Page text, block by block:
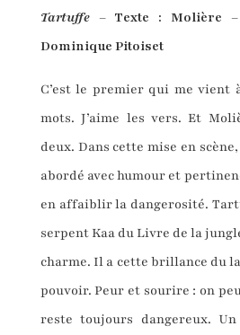
Tartuffe– Texte : Molière –
Dominique Pitoiset
C’est le premier qui me vient
mots. J’aime les vers. Et
deux. Dans cette mise en
abordé avec humour et
en affaiblir la dangerosité.
serpent Kaa du Livre de la
charme. Il a cette brillance du
pouvoir. Peur et sourire : on
reste toujours dangereux.